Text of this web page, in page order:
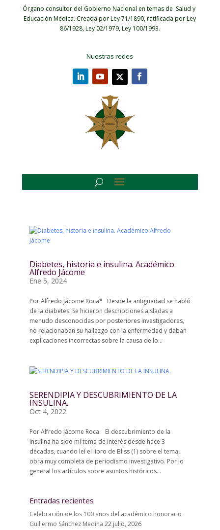
Órgano consultor del Gobierno Nacional en temas de Salud y
Educación Médica. Creada por Ley 71/1890, ratificada por Ley
86/1928, Ley 02/1979, Ley 100/1993.
Nuestras redes
Diabetes, historia e insulina. Académico
Alfredo Jácome
Ene 5, 2024
Por Alfredo Jácome Roca* Desde la antigüedad se habló
de la diabetes. Se hicieron descripciones aisladas a
menudo desconocidas por posteriores investigadores,
no relacionaban su hallazgo con la enfermedad y daban
explicaciones incorrectas sobre la causa de lo...
SERENDIPIA Y DESCUBRIMIENTO DE LA
INSULINA.
Oct 4, 2022
Por Alfredo Jácome Roca. El descubrimiento de la
insulina ha sido mi tema de interés desde hace 3
décadas, cuando leí el libro de Bliss (1) sobre el tema,
obra muy completa de periodismo investigativo. Por lo
general los artículos sobre asuntos históricos...
Entradas recientes
Celebración de los 100 años del académico honorario
Guillermo Sánchez Medina 22 julio, 2026